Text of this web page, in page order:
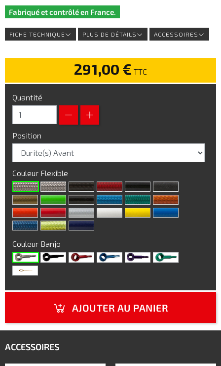
Fabriqué et contrôlé en France.
FICHE TECHNIQUE PLUS DE DÉTAILS ACCESSOIRES
291,00 € TTC
Quantité
Position
Couleur Flexible
Couleur Banjo
AJOUTER AU PANIER
ACCESSOIRES